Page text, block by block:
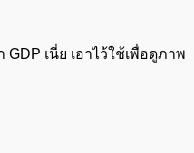
GDP เนี่ย เอาไว้ใช้เพื่อดูภาพ